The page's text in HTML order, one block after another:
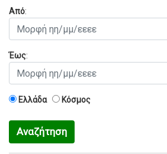
Από:
Έως:
Ελλάδα Κόσμος
Αναζήτηση